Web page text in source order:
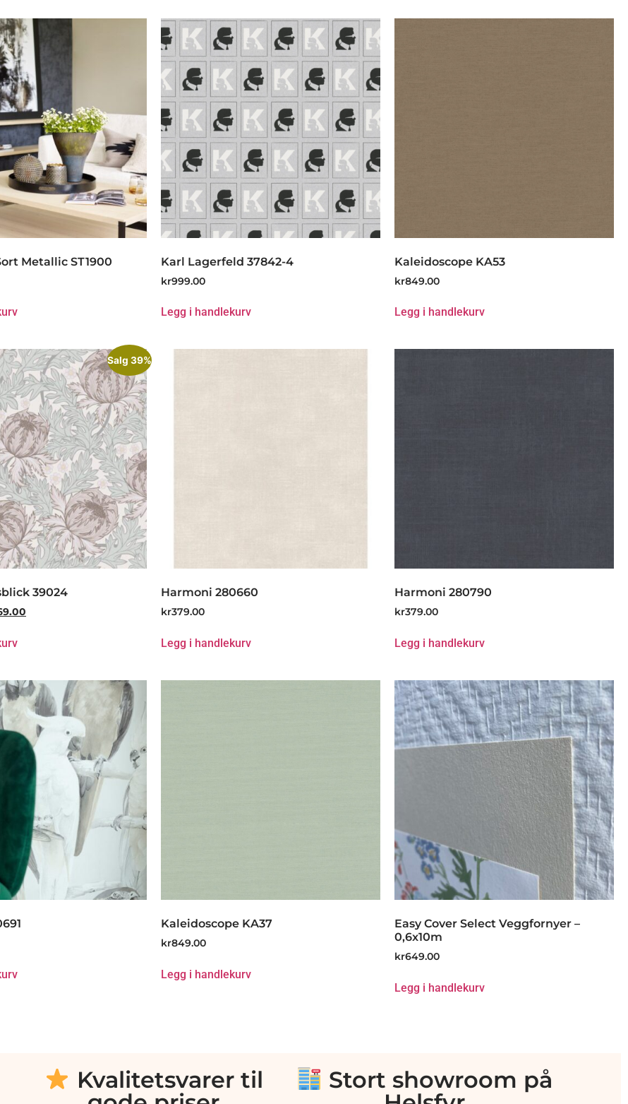
Metallic ST1900 Karl Lagerfeld 37842-4
kr999.00
Legg i handlekurv
Kaleidoscope KA53
kr849.00
Legg i handlekurv
Salg 39%
39024 Harmoni 280660
kr379.00
Legg i handlekurv
Harmoni 280790
kr379.00
Legg i handlekurv
Kaleidoscope KA37
kr849.00
Legg i handlekurv
Easy Cover Select Veggfornyer –
0,6x10m
kr649.00
Legg i handlekurv
Kvalitetsvarer til
Stort showroom på